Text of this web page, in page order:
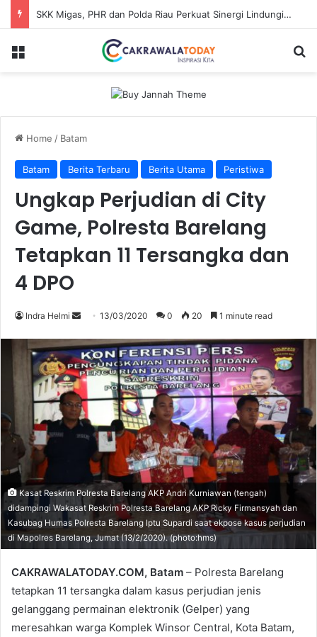
SKK Migas, PHR dan Polda Riau Perkuat Sinergi Lindungi Aset Negara demi Menjaga Ketahanan Energi Nasional
Menu
Home / Batam
Batam Berita Terbaru Berita Utama Peristiwa
Ungkap Perjudian di City
Game, Polresta Barelang
Tetapkan 11 Tersangka dan
4 DPO
Indra Helmi
Send
email
13/03/2020 0 20 1 minute read
Kasat Reskrim Polresta Barelang AKP Andri Kurniawan (tengah)
didampingi Wakasat Reskrim Polresta Barelang AKP Ricky Firmansyah dan
Kasubag Humas Polresta Barelang Iptu Supardi saat ekpose kasus perjudian
di Mapolres Barelang, Jumat (13/2/2020). (photo:hms)
CAKRAWALATODAY.COM, Batam – Polresta Barelang
tetapkan 11 tersangka dalam kasus perjudian jenis
gelanggang permainan elektronik (Gelper) yang
meresahkan warga Komplek Winsor Central, Kota Batam,